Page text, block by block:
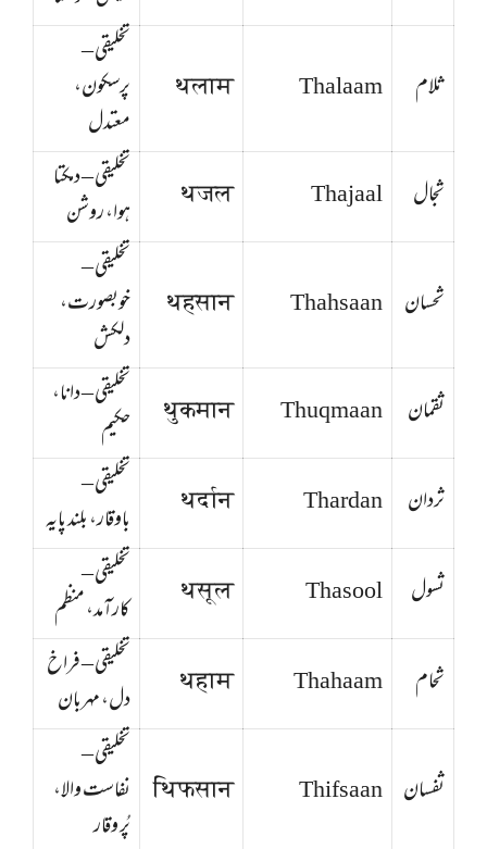
ثلام Thalaam
थलाम
تخلیقی –
پرسکون،
معتدل
ثجال
Thajaal
थजल
تخلیقی – دمکتا
ہوا، روشن
ثحسان Thahsaan
थहसान
تخلیقی –
خوبصورت،
دلکش
ثقمان
Thuqmaan
थुकमान
تخلیقی – دانا،
حکیم
ثردان
Thardan
थर्दान
تخلیقی –
باوقار، بلند پایہ
ثسول
Thasool
थसूल
تخلیقی –
کارآمد، منظم
ثحام
Thahaam
थहाम
تخلیقی – فراخ
دل، مہربان
ثفسان Thifsaan
थिफसान
تخلیقی –
نفاست والا،
پُر وقار